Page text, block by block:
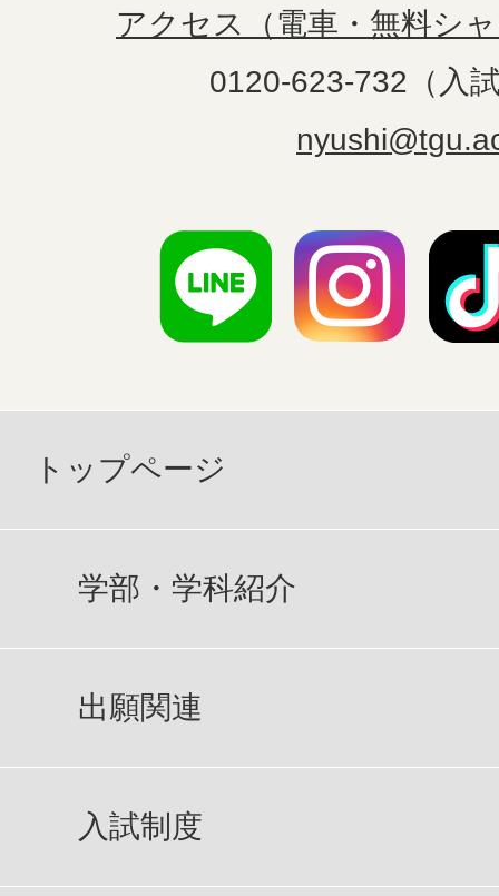
アクセス（電車・無料シ
0120-623-732（入
トップページ
学部・学科紹介
出願関連
入試制度